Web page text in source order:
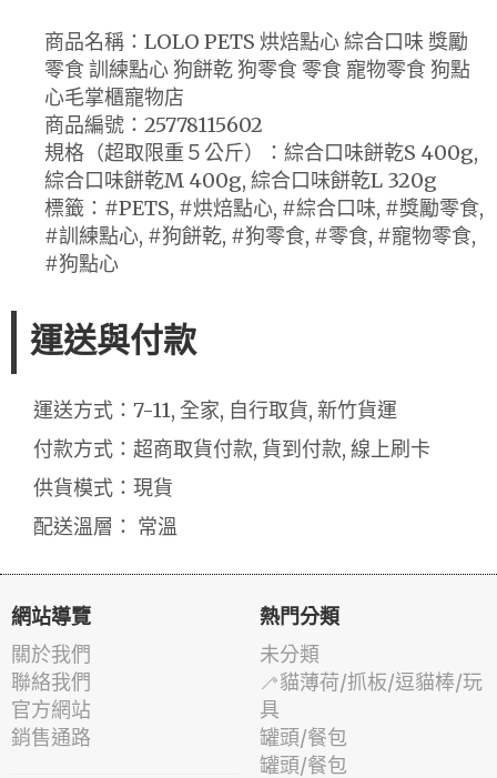
商品名稱：LOLO PETS 烘焙點心 綜合口味 獎勵
零食 訓練點心 狗餅乾 狗零食 零食 寵物零食 狗點
心毛掌櫃寵物店
商品編號：25778115602
規格（超取限重５公斤）：綜合口味餅乾S 400g,
綜合口味餅乾M 400g, 綜合口味餅乾L 320g
標籤：#PETS, #烘焙點心, #綜合口味, #獎勵零食,
#訓練點心, #狗餅乾, #狗零食, #零食, #寵物零食,
#狗點心
運送與付款
運送方式：7-11, 全家, 自行取貨, 新竹貨運
付款方式：超商取貨付款, 貨到付款, 線上刷卡
供貨模式：現貨
配送溫層： 常溫
網站導覽
關於我們
聯絡我們
官方網站
銷售通路
熱門分類
未分類
🦯貓薄荷/抓板/逗貓棒/玩
具
罐頭/餐包
罐頭/餐包